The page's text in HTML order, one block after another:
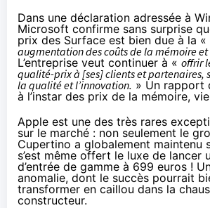
Dans une déclaration adressée à
Microsoft confirme sans surprise
prix des Surface est bien due à la «
augmentation des coûts de la mémoire
L’entreprise veut continuer à « offrir
qualité-prix à [ses] clients et partenaires,
la qualité et l’innovation. » Un rapport
à l’instar des prix de la mémoire,
Apple est une des très rares
sur le marché : non seulement le
Cupertino a globalement maintenu
s’est même offert le luxe de lancer
d’entrée de gamme à 699 euros !
anomalie, dont le succès pourrait
transformer en caillou dans la
constructeur.